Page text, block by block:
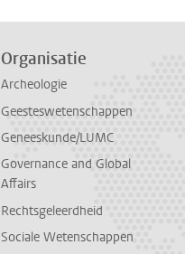
Organisatie
Archeologie
Geesteswetenschappen
Geneeskunde/LUMC
Governance and Global
Affairs
Rechtsgeleerdheid
Sociale Wetenschappen